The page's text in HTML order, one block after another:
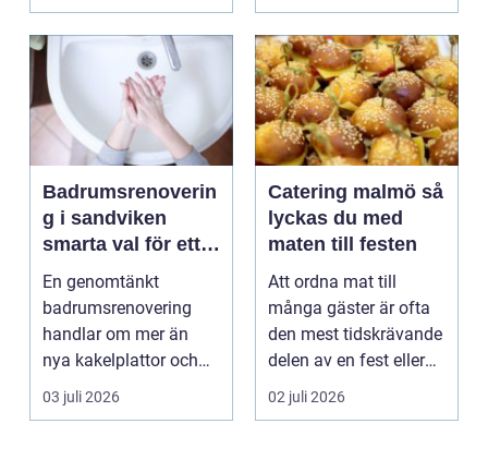
Badrumsrenoverin
g i sandviken
smarta val för ett
tryggt och hållbart
badrum
En genomtänkt
badrumsrenovering
handlar om mer än
nya kakelplattor och
en modern dusch. För
många bo...
03 juli 2026
Catering malmö så
lyckas du med
maten till festen
Att ordna mat till
många gäster är ofta
den mest tidskrävande
delen av en fest eller
ett event. Samt...
02 juli 2026